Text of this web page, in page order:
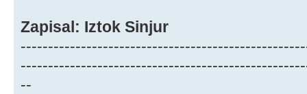
Zapisal: Iztok Sinjur
--